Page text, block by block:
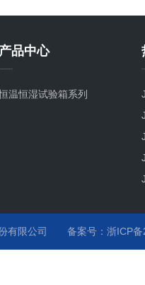
产品中心
温恒湿试验箱系列
份有限公司 备案号：浙ICP